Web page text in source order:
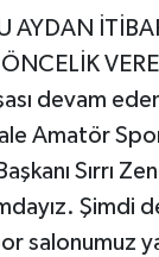
AYDAN
devam
Amatör
Sırrı
Şimdi
salonumuz